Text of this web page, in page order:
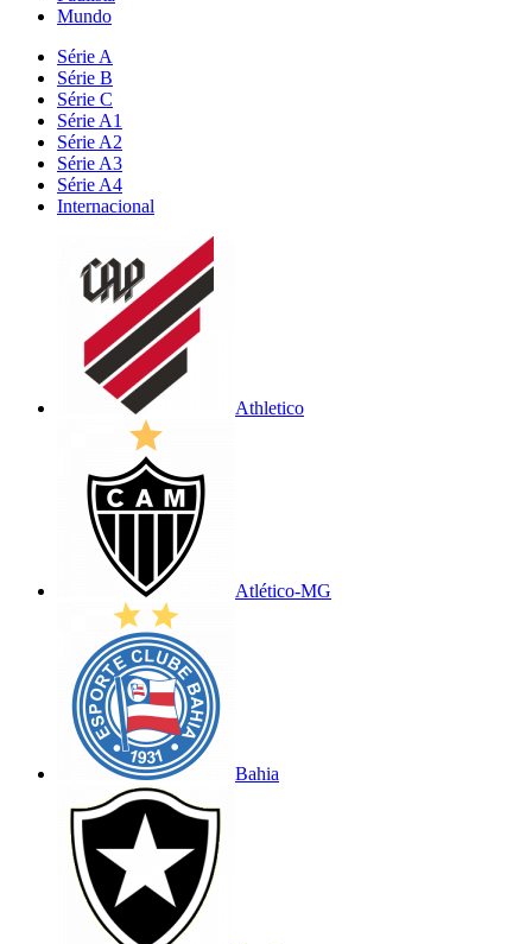
Mundo
Série A
Série B
Série C
Série A1
Série A2
Série A3
Série A4
Internacional
Athletico
Atlético-MG
Bahia